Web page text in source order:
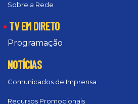
Sobre a Rede
TV EM DIRETO
Programação
NOTÍCIAS
Comunicados de Imprensa
Recursos Promocionais